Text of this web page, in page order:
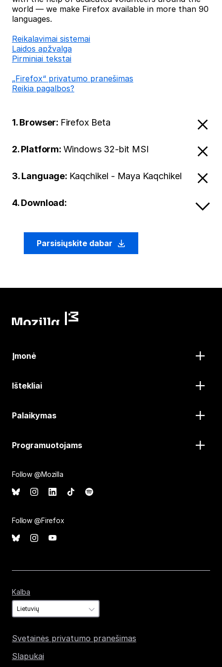
world — we make Firefox available in more than 90
languages.
Reikalavimai sistemai
Laidos apžvalga
Pirminiai tekstai
„Firefox“ privatumo pranešimas
Reikia pagalbos?
1. Browser: Firefox Beta
2. Platform: Windows 32-bit MSI
3. Language: Kaqchikel - Maya Kaqchikel
4. Download:
Parsisiųskite dabar
Įmonė
Ištekliai
Palaikymas
Programuotojams
Follow @Mozilla
Follow @Firefox
Kalba
Svetainės privatumo pranešimas
Slapukai